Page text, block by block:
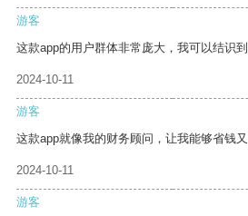
游客
这款app的用户群体非常庞大，我可以结识
2024-10-11
游客
这款app就像我的财务顾问，让我能够省钱又
2024-10-11
游客